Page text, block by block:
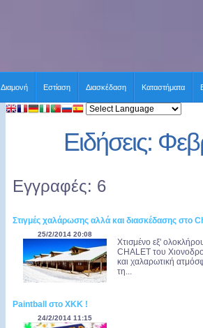
Διαμονή Εστίαση Διασκέδαση Καταστήματα
Ειδήσεις:
Εγγραφές: 6
Στιγμές χαλάρωσης αλλά και διασκέδασης στο
25/2/2014 20:08
Χτισμένο εξ'
CHALET του
και χαλαρωτική
τη...
Paintball στο ΧΚΚ !
24/2/2014 11:15